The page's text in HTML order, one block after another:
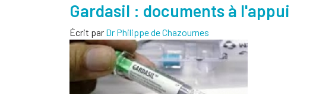
Gardasil : documents à l'appui
Écrit par Dr Philippe de Chazournes